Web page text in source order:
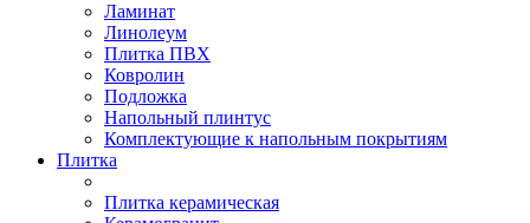
Ламинат
Линолеум
Плитка ПВХ
Ковролин
Подложка
Напольный плинтус
Комплектующие к напольным покрытиям
Плитка
Плитка керамическая